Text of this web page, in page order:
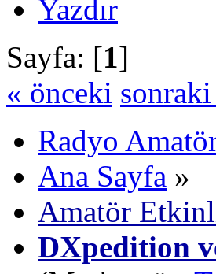
Yazdır
Sayfa: [1]
« önceki
Radyo
Ana Sayfa »
Amatör
DXpedition